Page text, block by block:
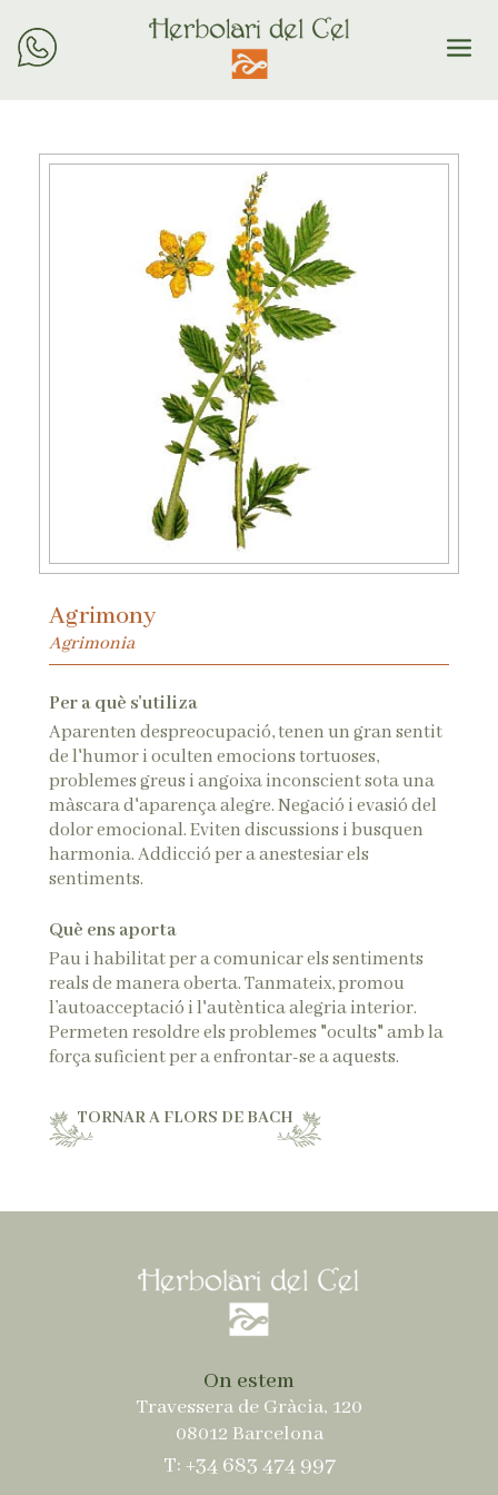
Agrimony
Agrimonia
Per a què s'utiliza
Aparenten despreocupació, tenen un gran sentit
de l'humor i oculten emocions tortuoses,
problemes greus i angoixa inconscient sota una
màscara d'aparença alegre. Negació i evasió del
dolor emocional. Eviten discussions i busquen
harmonia. Addicció per a anestesiar els
sentiments.
Què ens aporta
Pau i habilitat per a comunicar els sentiments
reals de manera oberta. Tanmateix, promou
l’autoacceptació i l'autèntica alegria interior.
Permeten resoldre els problemes "ocults" amb la
força suficient per a enfrontar-se a aquests.
TORNAR A FLORS DE BACH
On estem
Travessera de Gràcia, 120
08012 Barcelona
T: +34 683 474 997